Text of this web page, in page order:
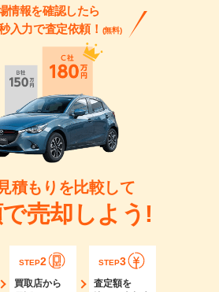
情報を確認したら
入力で査定依頼！ (無料)
積もりを比較して
売却しよう!
STEP2
買取店から
STEP3
査定額を